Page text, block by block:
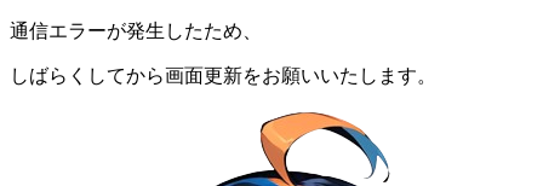
通信エラーが発生したため、
しばらくしてから画面更新をお願いいたします。